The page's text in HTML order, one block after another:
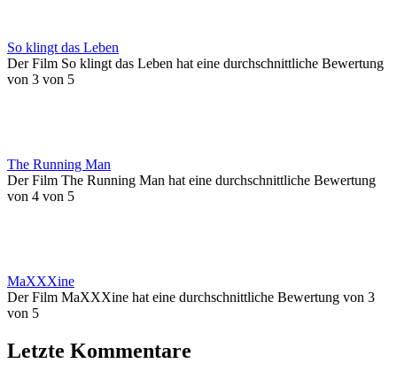
So klingt das Leben
Der Film So klingt das Leben hat eine durchschnittliche Bewertung
von 3 von 5
The Running Man
Der Film The Running Man hat eine durchschnittliche Bewertung
von 4 von 5
MaXXXine
Der Film MaXXXine hat eine durchschnittliche Bewertung von 3
von 5
Letzte Kommentare